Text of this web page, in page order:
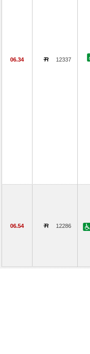
06.34 12337
06.54 12286